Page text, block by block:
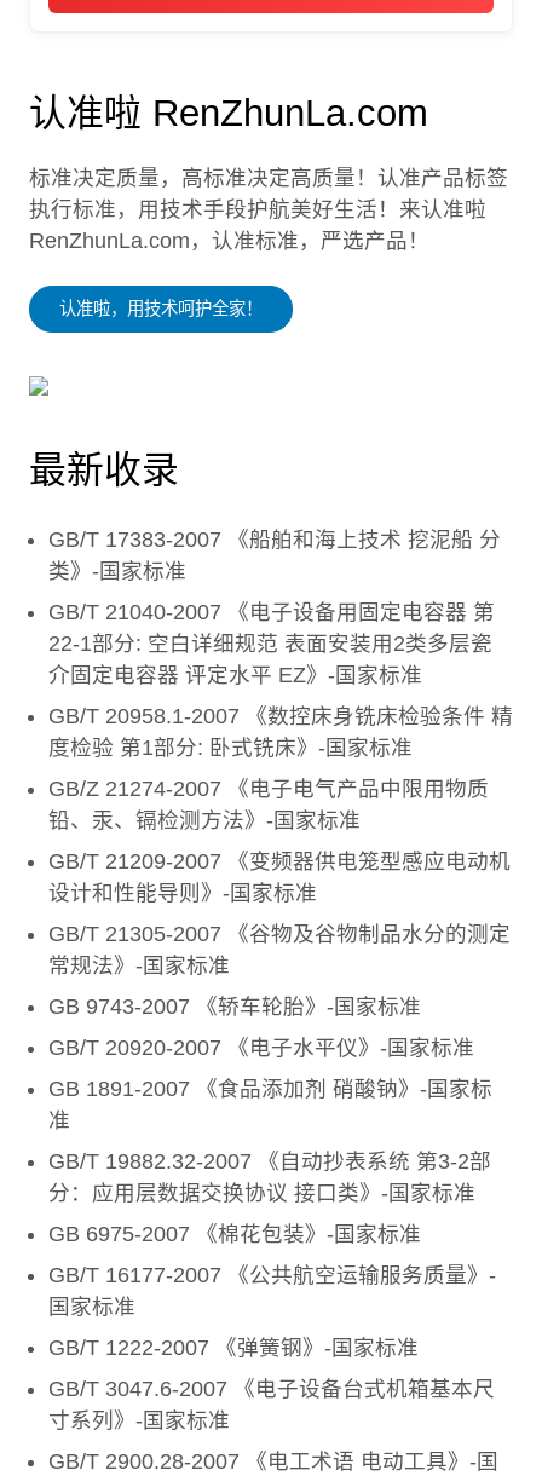
认准啦 RenZhunLa.com
标准决定质量，高标准决定高质量！认准产品标签
执行标准，用技术手段护航美好生活！来认准啦
RenZhunLa.com，认准标准，严选产品！
认准啦，用技术呵护全家！
最新收录
GB/T 17383-2007 《船舶和海上技术 挖泥船 分
类》-国家标准
GB/T 21040-2007 《电子设备用固定电容器 第
22-1部分: 空白详细规范 表面安装用2类多层瓷
介固定电容器 评定水平 EZ》-国家标准
GB/T 20958.1-2007 《数控床身铣床检验条件 精
度检验 第1部分: 卧式铣床》-国家标准
GB/Z 21274-2007 《电子电气产品中限用物质
铅、汞、镉检测方法》-国家标准
GB/T 21209-2007 《变频器供电笼型感应电动机
设计和性能导则》-国家标准
GB/T 21305-2007 《谷物及谷物制品水分的测定
常规法》-国家标准
GB 9743-2007 《轿车轮胎》-国家标准
GB/T 20920-2007 《电子水平仪》-国家标准
GB 1891-2007 《食品添加剂 硝酸钠》-国家标
准
GB/T 19882.32-2007 《自动抄表系统 第3-2部
分：应用层数据交换协议 接口类》-国家标准
GB 6975-2007 《棉花包装》-国家标准
GB/T 16177-2007 《公共航空运输服务质量》-
国家标准
GB/T 1222-2007 《弹簧钢》-国家标准
GB/T 3047.6-2007 《电子设备台式机箱基本尺
寸系列》-国家标准
GB/T 2900.28-2007 《电工术语 电动工具》-国